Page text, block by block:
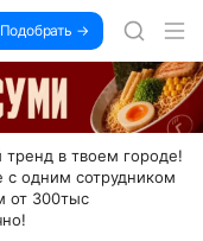
Подобрать →
и не режут,
и в первый же год
тренд в твоем городе!
с одним сотрудником
от 300тыс